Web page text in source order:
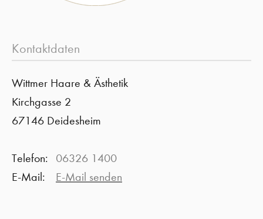
Kontaktdaten
Wittmer Haare & Ästhetik
Kirchgasse 2
67146 Deidesheim
Telefon:
06326 1400
E-Mail:
E-Mail senden